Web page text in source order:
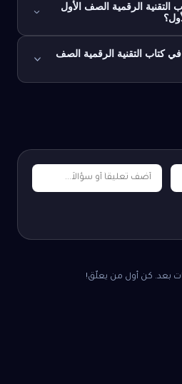
الرقمية الصف الأول
التقنية الرقمية الصف
بعد. كن أول من يعلّق!